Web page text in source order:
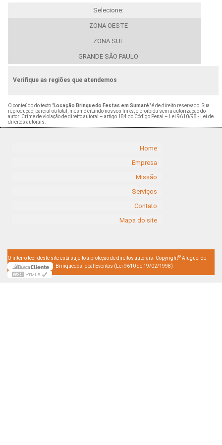
Selecione:
ZONA OESTE
ZONA SUL
GRANDE SÃO PAULO
Verifique as regiões que atendemos
O conteúdo do texto "Locação Brinquedo Festas em Sumaré" é de direito reservado. Sua
reprodução, parcial ou total, mesmo citando nossos links, é proibida sem a autorização do
autor. Crime de violação de direito autoral – artigo 184 do Código Penal – Lei 9610/98 - Lei de
direitos autorais.
Home
Empresa
Missão
Serviços
Contato
Mapa do site
O inteiro teor deste site está sujeito à proteção de direitos autorais. Copyright© Aluguel de
Brinquedos Ideal Eventos (Lei 9610 de 19/02/1998)